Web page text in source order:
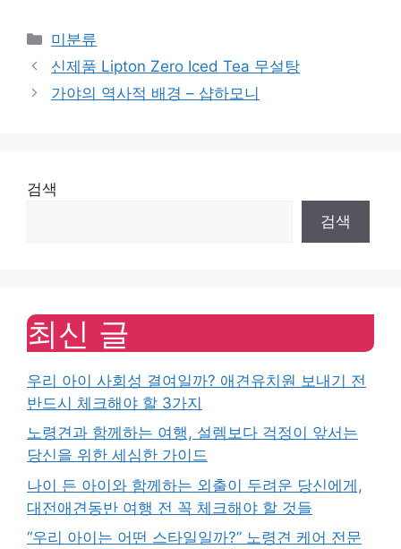
Categories
미분류
신제품 Lipton Zero Iced Tea 무설탕
가야의 역사적 배경 – 샵하모니
검색
검색
최신 글
우리 아이 사회성 결여일까? 애견유치원 보내기 전
반드시 체크해야 할 3가지
노령견과 함께하는 여행, 설렘보다 걱정이 앞서는
당신을 위한 세심한 가이드
나이 든 아이와 함께하는 외출이 두려운 당신에게,
대전애견동반 여행 전 꼭 체크해야 할 것들
“우리 아이는 어떤 스타일일까?” 노령견 케어 전문